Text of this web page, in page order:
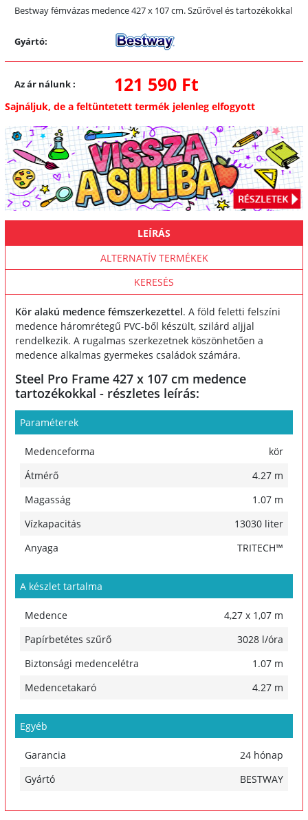
Bestway fémvázas medence 427 x 107 cm. Szűrővel és tartozékokkal
Gyártó:
Az ár nálunk: 121 590 Ft
Sajnáljuk, de a feltüntetett termék jelenleg elfogyott
LEÍRÁS
ALTERNATÍV TERMÉKEK
KERESÉS
Kör alakú medence fémszerkezettel. A föld feletti felszíni
medence háromrétegű PVC-ből készült, szilárd aljjal
rendelkezik. A rugalmas szerkezetnek köszönhetően a
medence alkalmas gyermekes családok számára.
Steel Pro Frame 427 x 107 cm medence
tartozékokkal - részletes leírás:
Paraméterek
Medenceforma
kör
Átmérő
4.27 m
Magasság
1.07 m
Vízkapacitás
13030 liter
Anyaga
TRITECH™
A készlet tartalma
Medence
4,27 x 1,07 m
Papírbetétes szűrő
3028 l/óra
Biztonsági medencelétra
1.07 m
Medencetakaró
4.27 m
Egyéb
Garancia
24 hónap
Gyártó
BESTWAY